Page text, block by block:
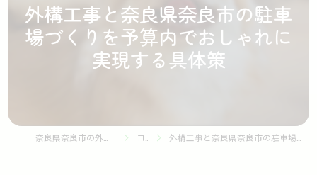
外構工事と奈良県奈良市の駐車
場づくりを予算内でおしゃれに
実現する具体策
コラム 外構工事と奈良県奈良市の駐車場づくりを予算内でおしゃれに実現する具体策